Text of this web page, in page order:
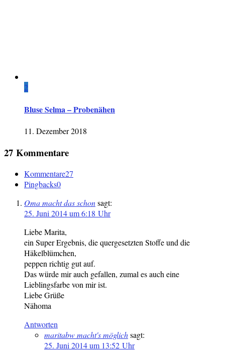
2
Bluse Selma – Probenähen
11. Dezember 2018
27 Kommentare
Kommentare27
Pingbacks0
Oma macht das schonsagt:
25. Juni 2014 um 6:18 Uhr
Liebe Marita,
ein Super Ergebnis, die quergesetzten Stoffe und die
Häkelblümchen,
peppen richtig gut auf.
Das würde mir auch gefallen, zumal es auch eine
Lieblingsfarbe von mir ist.
Liebe Grüße
Nähoma
Antworten
maritabw macht's möglichsagt:
25. Juni 2014 um 13:52 Uhr